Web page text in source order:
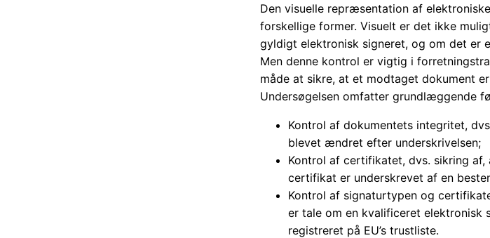
Den visuelle repræsentation af
forskellige former. Visuelt er det ikke
gyldigt elektronisk signeret, og om det er
Men denne kontrol er vigtig i
måde at sikre, at et modtaget dokument
Undersøgelsen omfatter grundlæggende
Kontrol af dokumentets integritet,
blevet ændret efter underskrivelsen;
Kontrol af certifikatet, dvs. sikring
certifikat er underskrevet af en
Kontrol af signaturtypen og
er tale om en kvalificeret elektronisk
registreret på EU’s trustliste.